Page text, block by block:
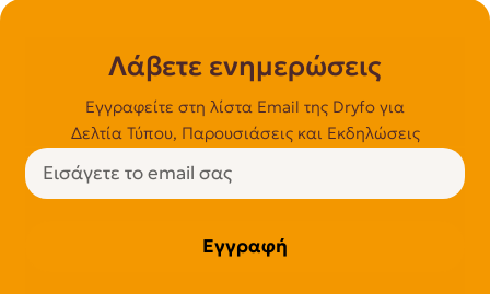
Λάβετε ενημερώσεις
Εγγραφείτε στη λίστα Email της Dryfo για
Δελτία Τύπου, Παρουσιάσεις και Εκδηλώσεις
Εγγραφή